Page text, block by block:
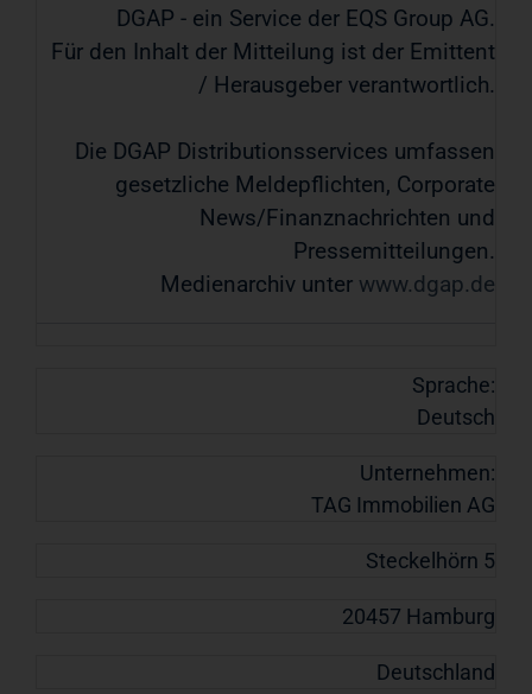
DGAP - ein Service der EQS Group AG.
Für den Inhalt der Mitteilung ist der Emittent
/ Herausgeber verantwortlich.
Die DGAP Distributionsservices umfassen
gesetzliche Meldepflichten, Corporate
News/Finanznachrichten und
Pressemitteilungen.
Medienarchiv unter www.dgap.de
Sprache:
Deutsch
Unternehmen:
TAG Immobilien AG
Steckelhörn 5
20457 Hamburg
Deutschland